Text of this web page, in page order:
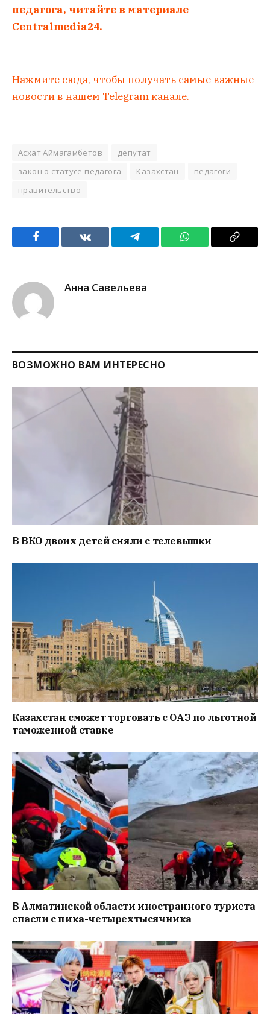
педагога, читайте в материале
Centralmedia24.
Нажмите сюда, чтобы получать самые важные
новости в нашем Telegram канале.
Асхат Аймагамбетов
депутат
закон о статусе педагога
Казахстан
педагоги
правительство
Facebook VKontakteTelegram WhatsApp Copy
Анна Савельева
ВОЗМОЖНО ВАМ ИНТЕРЕСНО
В ВКО двоих детей сняли с телевышки
Казахстан сможет торговать с ОАЭ по льготной
таможенной ставке
В Алматинской области иностранного туриста
спасли с пика-четырехтысячника